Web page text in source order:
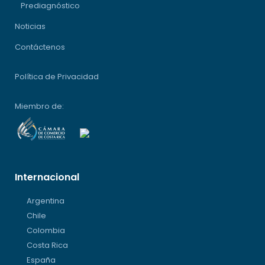
Prediagnóstico
Noticias
Contáctenos
Política de Privacidad
Miembro de:
Internacional
Argentina
Chile
Colombia
Costa Rica
España